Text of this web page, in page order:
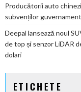
Producătorii auto
subvenților
Deepal lansează noul
de top și senzor LiDAR
dolari
ETICHETE